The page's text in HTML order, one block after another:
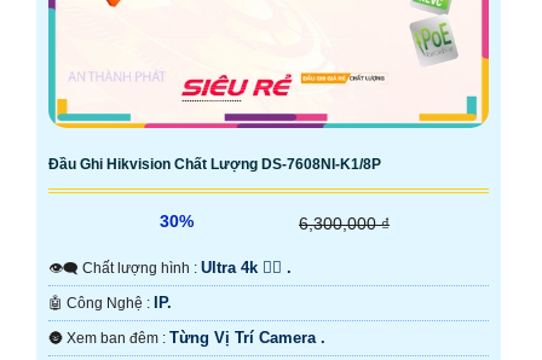
Đầu Ghi Hikvision Chất Lượng DS-7608NI-K1/8P
30% 6,300,000 ₫
👁️‍🗨 Chất lượng hình : Ultra 4k 👍🏾 .
🤖️ Công Nghệ : IP.
🌚 Xem ban đêm : Từng Vị Trí Camera .